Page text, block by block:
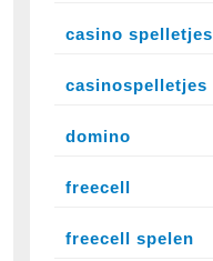
casino spelletjes
casinospelletjes
domino
freecell
freecell spelen